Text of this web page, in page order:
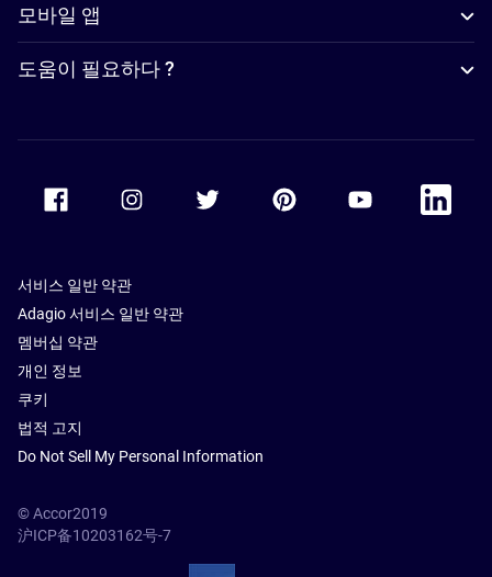
모바일 앱
도움이 필요하다 ?
Accor Facebook Accor TwitterAccor PinterestAccor Youtube
Accor
서비스 일반 약관
Adagio 서비스 일반 약관
멤버십 약관
개인 정보
쿠키
법적 고지
Do Not Sell My Personal Information
© Accor2019
沪ICP备10203162号-7